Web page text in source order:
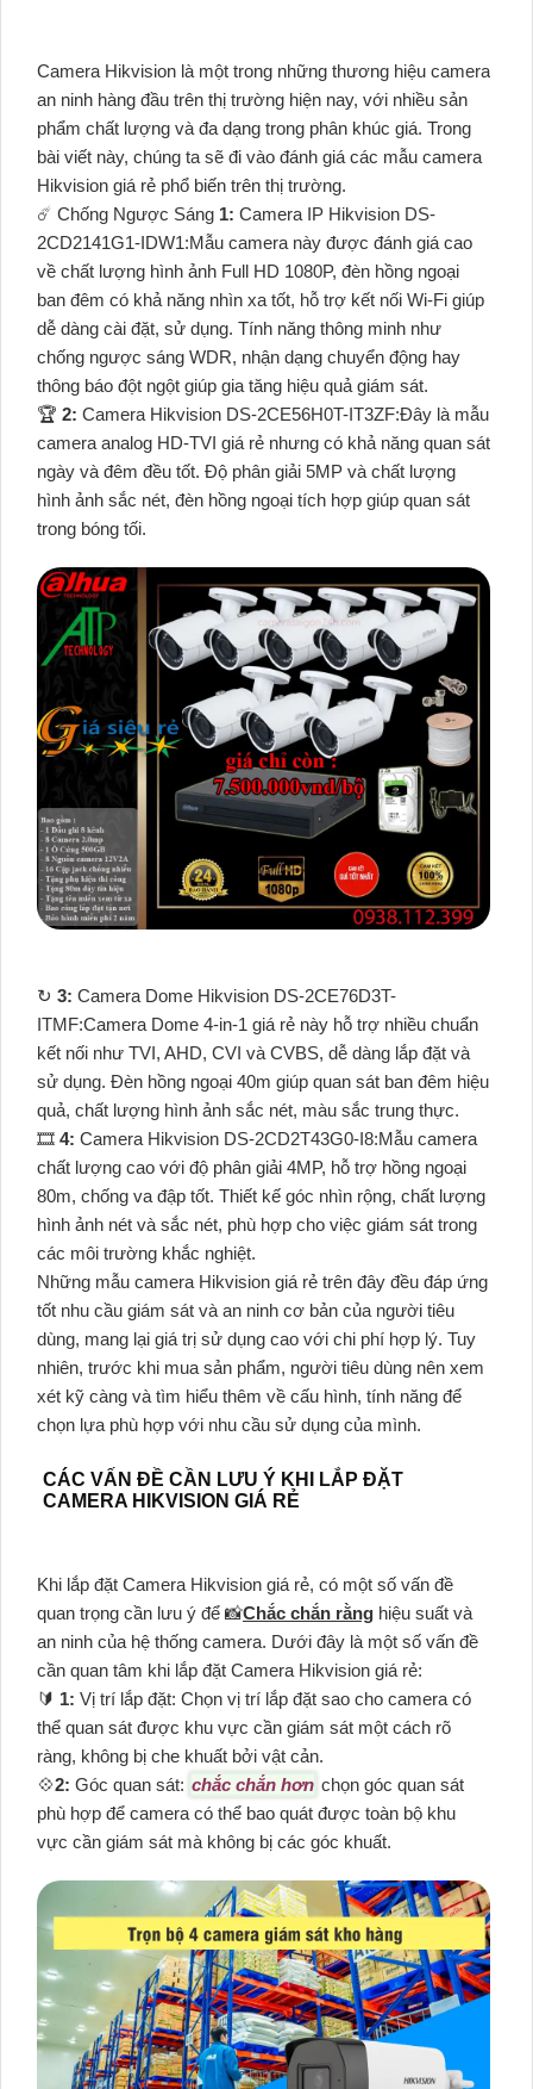
Camera Hikvision là một trong những thương hiệu camera
an ninh hàng đầu trên thị trường hiện nay, với nhiều sản
phẩm chất lượng và đa dạng trong phân khúc giá. Trong
bài viết này, chúng ta sẽ đi vào đánh giá các mẫu camera
Hikvision giá rẻ phổ biến trên thị trường.
☄️ Chống Ngược Sáng 1: Camera IP Hikvision DS-
2CD2141G1-IDW1:Mẫu camera này được đánh giá cao
về chất lượng hình ảnh Full HD 1080P, đèn hồng ngoại
ban đêm có khả năng nhìn xa tốt, hỗ trợ kết nối Wi-Fi giúp
dễ dàng cài đặt, sử dụng. Tính năng thông minh như
chống ngược sáng WDR, nhận dạng chuyển động hay
thông báo đột ngột giúp gia tăng hiệu quả giám sát.
️🏆 2: Camera Hikvision DS-2CE56H0T-IT3ZF:Đây là mẫu
camera analog HD-TVI giá rẻ nhưng có khả năng quan sát
ngày và đêm đều tốt. Độ phân giải 5MP và chất lượng
hình ảnh sắc nét, đèn hồng ngoại tích hợp giúp quan sát
trong bóng tối.
↻ 3: Camera Dome Hikvision DS-2CE76D3T-
ITMF:Camera Dome 4-in-1 giá rẻ này hỗ trợ nhiều chuẩn
kết nối như TVI, AHD, CVI và CVBS, dễ dàng lắp đặt và
sử dụng. Đèn hồng ngoại 40m giúp quan sát ban đêm hiệu
quả, chất lượng hình ảnh sắc nét, màu sắc trung thực.
🎞 4: Camera Hikvision DS-2CD2T43G0-I8:Mẫu camera
chất lượng cao với độ phân giải 4MP, hỗ trợ hồng ngoại
80m, chống va đập tốt. Thiết kế góc nhìn rộng, chất lượng
hình ảnh nét và sắc nét, phù hợp cho việc giám sát trong
các môi trường khắc nghiệt.
Những mẫu camera Hikvision giá rẻ trên đây đều đáp ứng
tốt nhu cầu giám sát và an ninh cơ bản của người tiêu
dùng, mang lại giá trị sử dụng cao với chi phí hợp lý. Tuy
nhiên, trước khi mua sản phẩm, người tiêu dùng nên xem
xét kỹ càng và tìm hiểu thêm về cấu hình, tính năng để
chọn lựa phù hợp với nhu cầu sử dụng của mình.
CÁC VẤN ĐỀ CẦN LƯU Ý KHI LẮP ĐẶT
CAMERA HIKVISION GIÁ RẺ
Khi lắp đặt Camera Hikvision giá rẻ, có một số vấn đề
quan trọng cần lưu ý để 📸Chắc chắn rằng hiệu suất và
an ninh của hệ thống camera. Dưới đây là một số vấn đề
cần quan tâm khi lắp đặt Camera Hikvision giá rẻ:
🔰 1: Vị trí lắp đặt: Chọn vị trí lắp đặt sao cho camera có
thể quan sát được khu vực cần giám sát một cách rõ
ràng, không bị che khuất bởi vật cản.
💠2: Góc quan sát: chắc chắn hơn chọn góc quan sát
phù hợp để camera có thể bao quát được toàn bộ khu
vực cần giám sát mà không bị các góc khuất.